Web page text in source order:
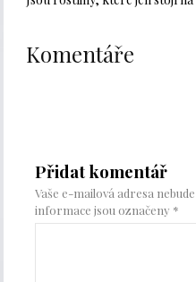
Komentáře
Přidat komentář
Vaše e-mailová adresa
informace jsou označeny *